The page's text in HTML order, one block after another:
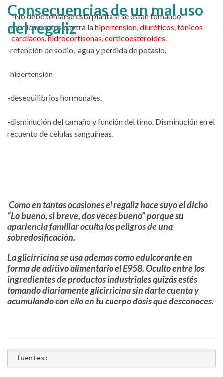
-No debe tomarse esta planta si se estan tomando
medicamentos contra lahipertension, diuréticos, tónicos
cardíacos, hidrocortisonas, corticoesteroides.
Consecuencias de un mal uso
del regaliz
-retención de sodio, agua y pérdida de potasio.
-hipertensión
-desequilibrios hormonales.
-disminución del tamaño y función del timo. Disminución en el
recuento de células sanguíneas.
Como en tantas ocasiones el regaliz hace suyo el dicho
“Lo bueno, si breve, dos veces bueno” porque su
apariencia familiar oculta los peligros de una
sobredosificación.
La glicirricina se usa ademas como edulcorante en
forma de aditivo alimentario el E958. Oculto entre los
ingredientes de productos industriales quizás estés
tomando diariamente glicirricina sin darte cuenta y
acumulando con ello en tu cuerpo dosis que desconoces.
fuentes: